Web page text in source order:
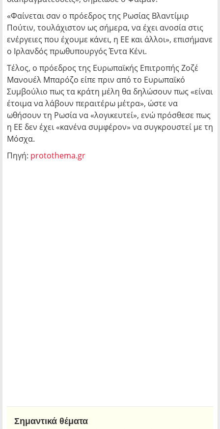
«Φαίνεται σαν ο πρόεδρος της Ρωσίας Βλαντίμιρ
Πούτιν, τουλάχιστον ως σήμερα, να έχει ανοσία στις
ενέργειες που έχουμε κάνει, η ΕΕ και άλλοι», επισήμανε
ο Ιρλανδός πρωθυπουργός Έντα Κένι.
Τέλος, ο πρόεδρος της Ευρωπαϊκής Επιτροπής Ζοζέ
Μανουέλ Μπαρόζο είπε πριν από το Ευρωπαϊκό
Συμβούλιο πως τα κράτη μέλη θα δηλώσουν πως «είναι
έτοιμα να λάβουν περαιτέρω μέτρα», ώστε να
ωθήσουν τη Ρωσία να «λογικευτεί», ενώ πρόσθεσε πως
η ΕΕ δεν έχει «κανένα συμφέρον» να συγκρουστεί με τη
Μόσχα.
Πηγή: protothema.gr
Σημαντικά θέματα